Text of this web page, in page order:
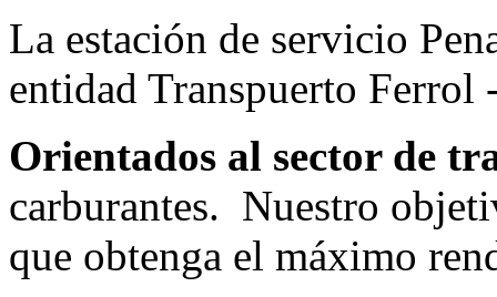
La estación de servicio
entidad Transpuerto Ferrol
Orientados al sector de
carburantes. Nuestro
que obtenga el máximo